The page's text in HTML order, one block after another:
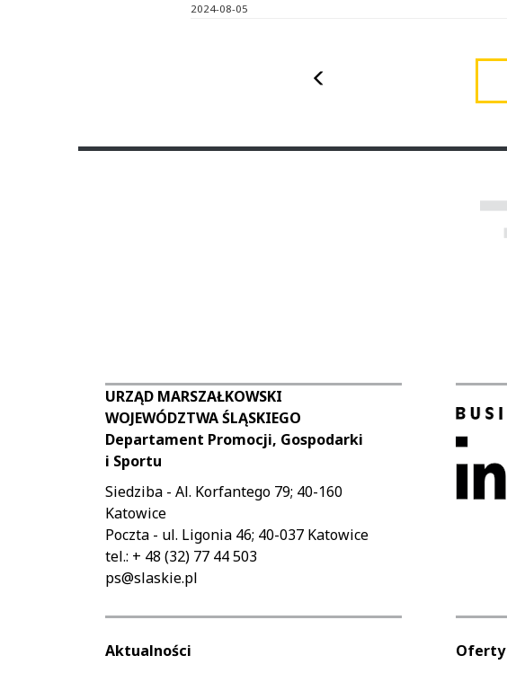
2024-08-05
URZĄD MARSZAŁKOWSKI
WOJEWÓDZTWA ŚLĄSKIEGO
Departament Promocji, Gospodarki
i Sportu
Siedziba - Al. Korfantego 79; 40-160
Katowice
Poczta - ul. Ligonia 46; 40-037 Katowice
tel.: + 48 (32) 77 44 503
ps@slaskie.pl
Aktualności